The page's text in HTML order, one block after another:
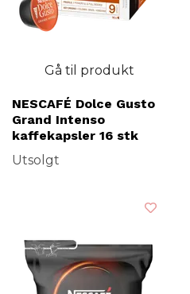
Gå til produkt
NESCAFÉ Dolce Gusto
Grand Intenso
kaffekapsler 16 stk
Utsolgt